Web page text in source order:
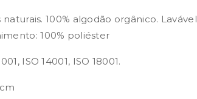
100% algodão orgânico. Lavável
100% poliéster
ISO 14001, ISO 18001.